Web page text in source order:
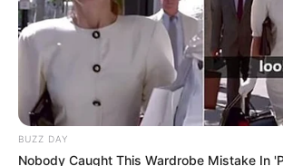
BUZZ DAY
Nobody Caught This Wardrobe Mistake In